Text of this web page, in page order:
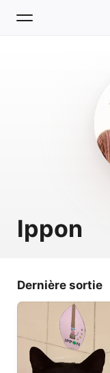
Ippon
Dernière sortie